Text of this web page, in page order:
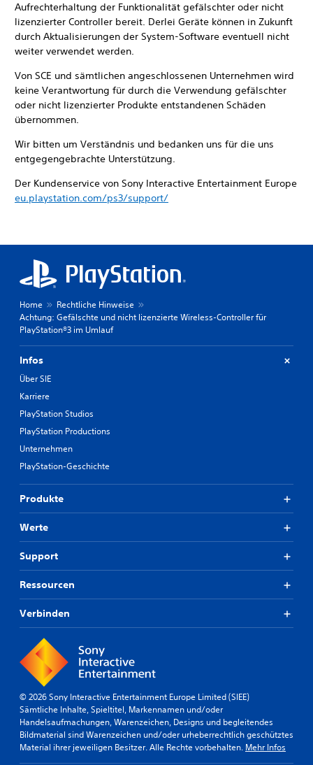
Aufrechterhaltung der Funktionalität gefälschter oder nicht
lizenzierter Controller bereit. Derlei Geräte können in Zukunft
durch Aktualisierungen der System-Software eventuell nicht
weiter verwendet werden.
Von SCE und sämtlichen angeschlossenen Unternehmen wird
keine Verantwortung für durch die Verwendung gefälschter
oder nicht lizenzierter Produkte entstandenen Schäden
übernommen.
Wir bitten um Verständnis und bedanken uns für die uns
entgegengebrachte Unterstützung.
Der Kundenservice von Sony Interactive Entertainment Europe
eu.playstation.com/ps3/support/
Home
Rechtliche Hinweise
Achtung: Gefälschte und nicht lizenzierte Wireless-Controller für
PlayStation®3 im Umlauf
Infos
Über SIE
Karriere
PlayStation Studios
PlayStation Productions
Unternehmen
PlayStation-Geschichte
Produkte
Werte
Support
Ressourcen
Verbinden
© 2026 Sony Interactive Entertainment Europe Limited (SIEE)
Sämtliche Inhalte, Spieltitel, Markennamen und/oder
Handelsaufmachungen, Warenzeichen, Designs und begleitendes
Bildmaterial sind Warenzeichen und/oder urheberrechtlich geschütztes
Material ihrer jeweiligen Besitzer. Alle Rechte vorbehalten. Mehr Infos